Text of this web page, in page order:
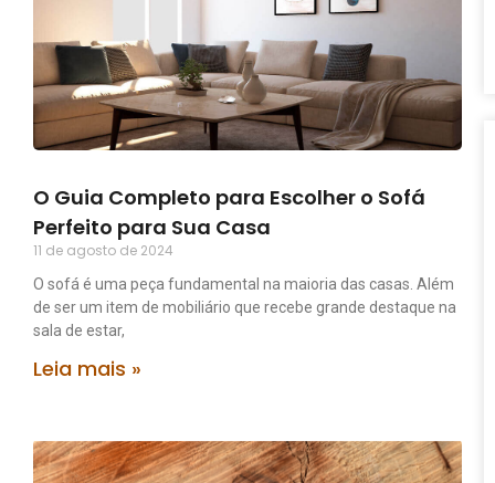
O Guia Completo para Escolher o Sofá
Perfeito para Sua Casa
11 de agosto de 2024
O sofá é uma peça fundamental na maioria das casas. Além
de ser um item de mobiliário que recebe grande destaque na
sala de estar,
Leia mais »